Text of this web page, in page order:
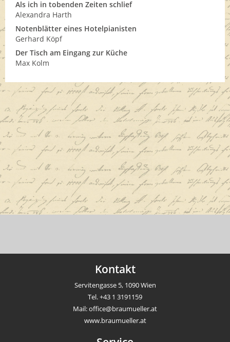
Als ich in tobenden Zeiten schlief
Alexandra Harth
Notenblätter eines Hotelpianisten
Gerhard Köpf
Der Tisch am Eingang zur Küche
Max Kolm
Kontakt
Servitengasse 5, 1090 Wien
Tel.+43 1 3191159
Mail:office@braumueller.at
www.braumueller.at